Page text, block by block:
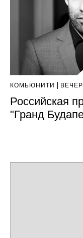
КОМЬЮНИТИ
Российская
"Гранд